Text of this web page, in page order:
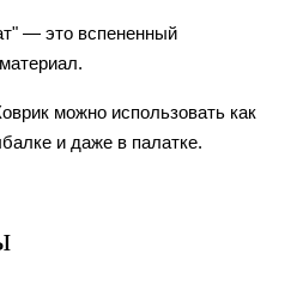
— это вспененный
можно использовать как
и даже в палатке.